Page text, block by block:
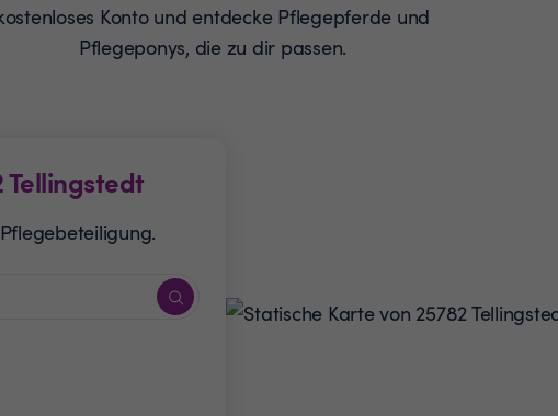
Konto und entdecke Pflegepferde und
Pflegeponys, die zu dir passen.
Tellingstedt